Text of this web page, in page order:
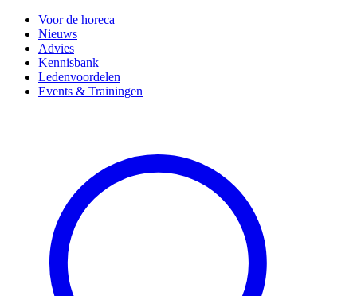
Voor de horeca
Nieuws
Advies
Kennisbank
Ledenvoordelen
Events & Trainingen